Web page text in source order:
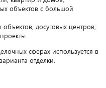
объектов с большой
досуговых центров;
сферах используется в
отделки.